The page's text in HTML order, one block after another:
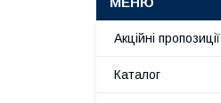
Акційні пропозиції
Каталог